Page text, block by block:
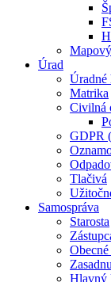
Úrad
Úradné
Matrika
Civilná
GDPR
Tlačivá
Samospráva
Starosta
Hlavný